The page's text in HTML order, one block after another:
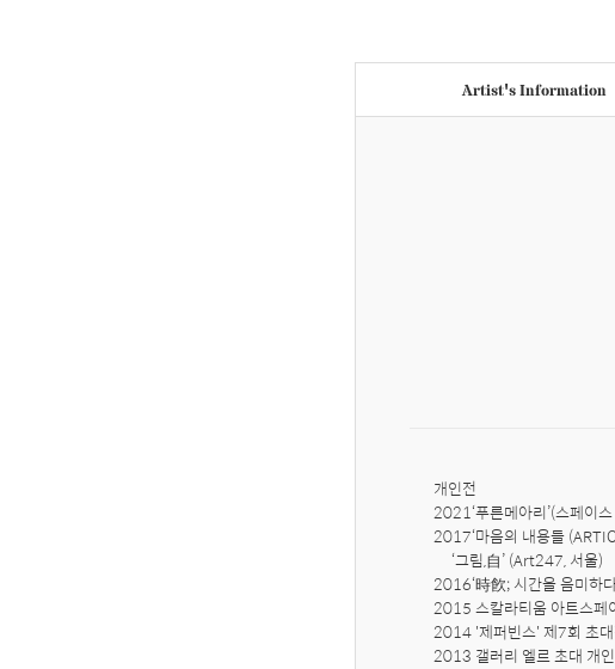
Artist's Information
개인전
2021‘푸른메아리’(스페이
2017‘마음의 내용들
2016‘時飮; 시간을 음미하
2015 스칼라티움 아트스페
2014 '제퍼빈스' 제7회 초
2013 갤러리 엘르 초대 개